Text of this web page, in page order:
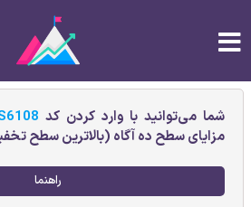
شما می‌توانید با وارد کردن کد
مزایای سطح ده آگاه (بالاترین سطح
راهنما